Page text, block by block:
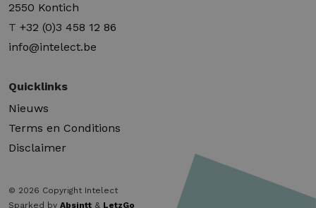
2550 Kontich
T +32 (0)3 458 12 86
info@intelect.be
Quicklinks
Nieuws
Terms en Conditions
Disclaimer
© 2026 Copyright Intelect
Sparked by Absintt & LetzGo